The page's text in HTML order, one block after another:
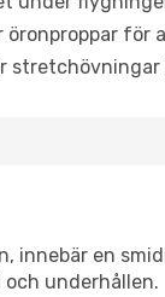
öronproppar
en
underhållen.